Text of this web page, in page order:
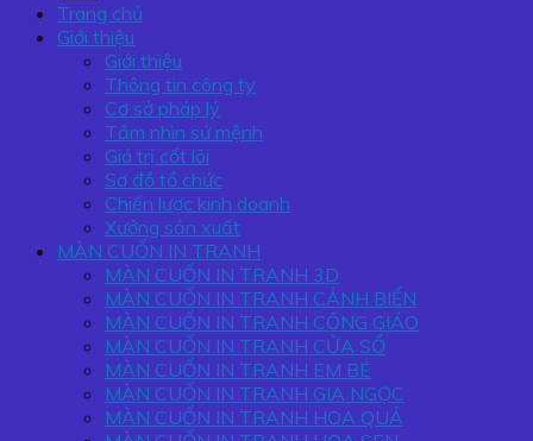
Trang chủ
Giới thiệu
Giới thiệu
Thông tin công ty
Cơ sở pháp lý
Tầm nhìn sứ mệnh
Giá trị cốt lõi
Sơ đồ tổ chức
Chiến lược kinh doanh
Xưởng sản xuất
MÀN CUỐN IN TRANH
MÀN CUỐN IN TRANH 3D
MÀN CUỐN IN TRANH CẢNH BIỂN
MÀN CUỐN IN TRANH CÔNG GIÁO
MÀN CUỐN IN TRANH CỬA SỔ
MÀN CUỐN IN TRANH EM BÉ
MÀN CUỐN IN TRANH GIA NGỌC
MÀN CUỐN IN TRANH HOA QUẢ